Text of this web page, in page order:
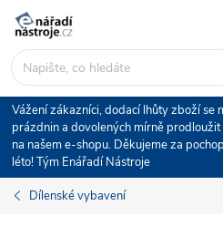
Přejít
obsah
Vážení zákazníci, dodací lhůty zboží se
prázdnin a dovolených mírně
na našem e-shopu. Děkujeme za
léto! Tým Enářadí Nástroje
Dílenské vybavení